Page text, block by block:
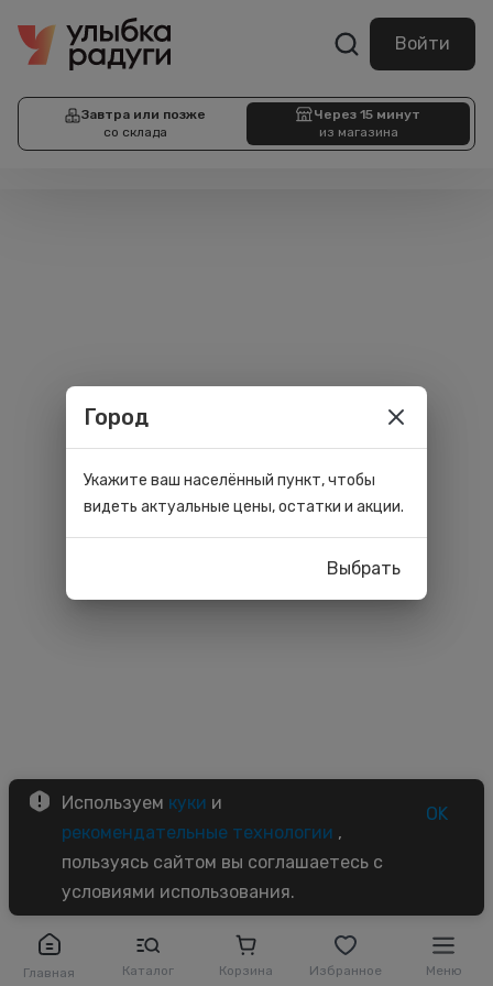
Войти
Завтра или позже
со склада
Через 15 минут
из магазина
Главная Каталог Корзина Избранное Меню
Используем куки и
рекомендательные технологии ,
пользуясь сайтом вы соглашаетесь с
условиями использования.
OK
Город
Укажите ваш населённый пункт, чтобы
видеть актуальные цены, остатки и акции.
Выбрать